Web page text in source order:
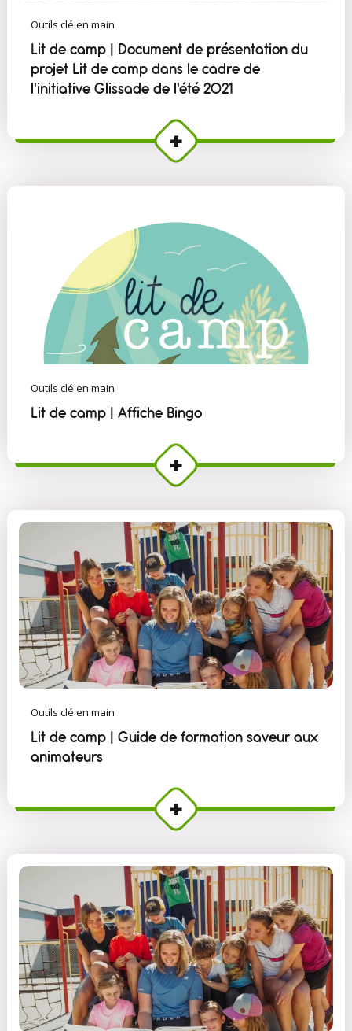
Outils clé en main
Lit de camp | Document de présentation du
projet Lit de camp dans le cadre de
l'initiative Glissade de l'été 2021
Outils clé en main
Lit de camp | Affiche Bingo
Outils clé en main
Lit de camp | Guide de formation saveur aux
animateurs